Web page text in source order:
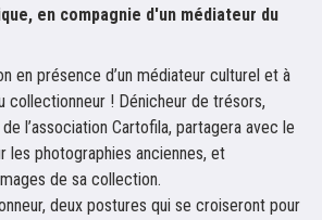
en compagnie d'un médiateur du
en présence d’un médiateur culturel et à
collectionneur ! Dénicheur de trésors,
l’association Cartofila, partagera avec le
les photographies anciennes, et
de sa collection.
deux postures qui se croiseront pour